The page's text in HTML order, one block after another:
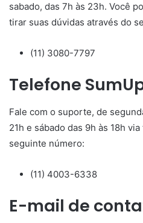
sabado, das 7h às 23h. Você
tirar suas dúvidas através do
(11) 3080-7797
Telefone
Fale com o suporte, de
21h e sábado das 9h às 18h
seguinte número:
(11) 4003-6338
E-mail de